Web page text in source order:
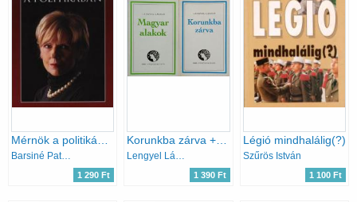
Barsiné Pataky Etelka
1 290 Ft
Lengyel László
1 390 Ft
Légió mindhalálig(?)
Szűrös István
1 100 Ft